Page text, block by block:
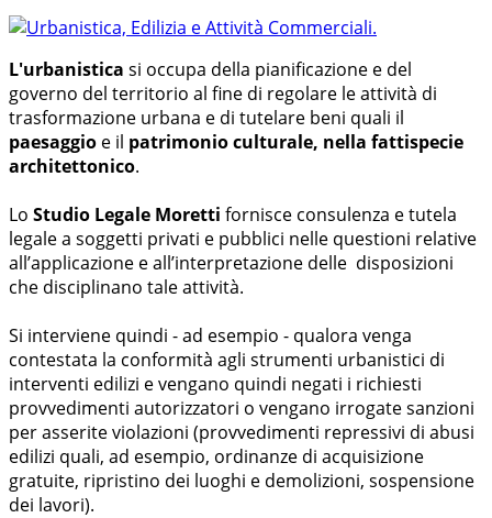
L'urbanistica si occupa della pianificazione e del
governo del territorio al fine di regolare le attività di
trasformazione urbana e di tutelare beni quali il
paesaggio e il patrimonio culturale, nella fattispecie
architettonico.
Lo Studio Legale Moretti fornisce consulenza e tutela
legale a soggetti privati e pubblici nelle questioni relative
all’applicazione e all’interpretazione delle disposizioni
che disciplinano tale attività.
Si interviene quindi - ad esempio - qualora venga
contestata la conformità agli strumenti urbanistici di
interventi edilizi e vengano quindi negati i richiesti
provvedimenti autorizzatori o vengano irrogate sanzioni
per asserite violazioni (provvedimenti repressivi di abusi
edilizi quali, ad esempio, ordinanze di acquisizione
gratuite, ripristino dei luoghi e demolizioni, sospensione
dei lavori).